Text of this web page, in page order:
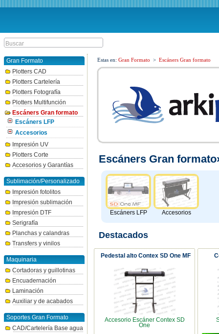
Gran Formato
Plotters CAD
Plotters Cartelería
Plotters Fotografía
Plotters Multifunción
Escáners Gran formato
Escáners LFP
Accesorios
Impresión UV
Plotters Corte
Accesorios y Garantías
Sublimación/Personalizado
Impresión fotolitos
Impresión sublimación
Impresión DTF
Serigrafía
Planchas y calandras
Transfers y vinilos
Maquinaria
Cortadoras y guillotinas
Encuadernación
Laminación
Auxiliar y de acabados
Soportes Gran Formato
CAD/Cartelería Base agua
Estas en: Gran Formato > Escáners Gran formato
Escáners Gran
Escáners LFP Accesorios
Destacados
Pedestal alto Contex SD One MF
Accesorio Escáner Contex SD
One